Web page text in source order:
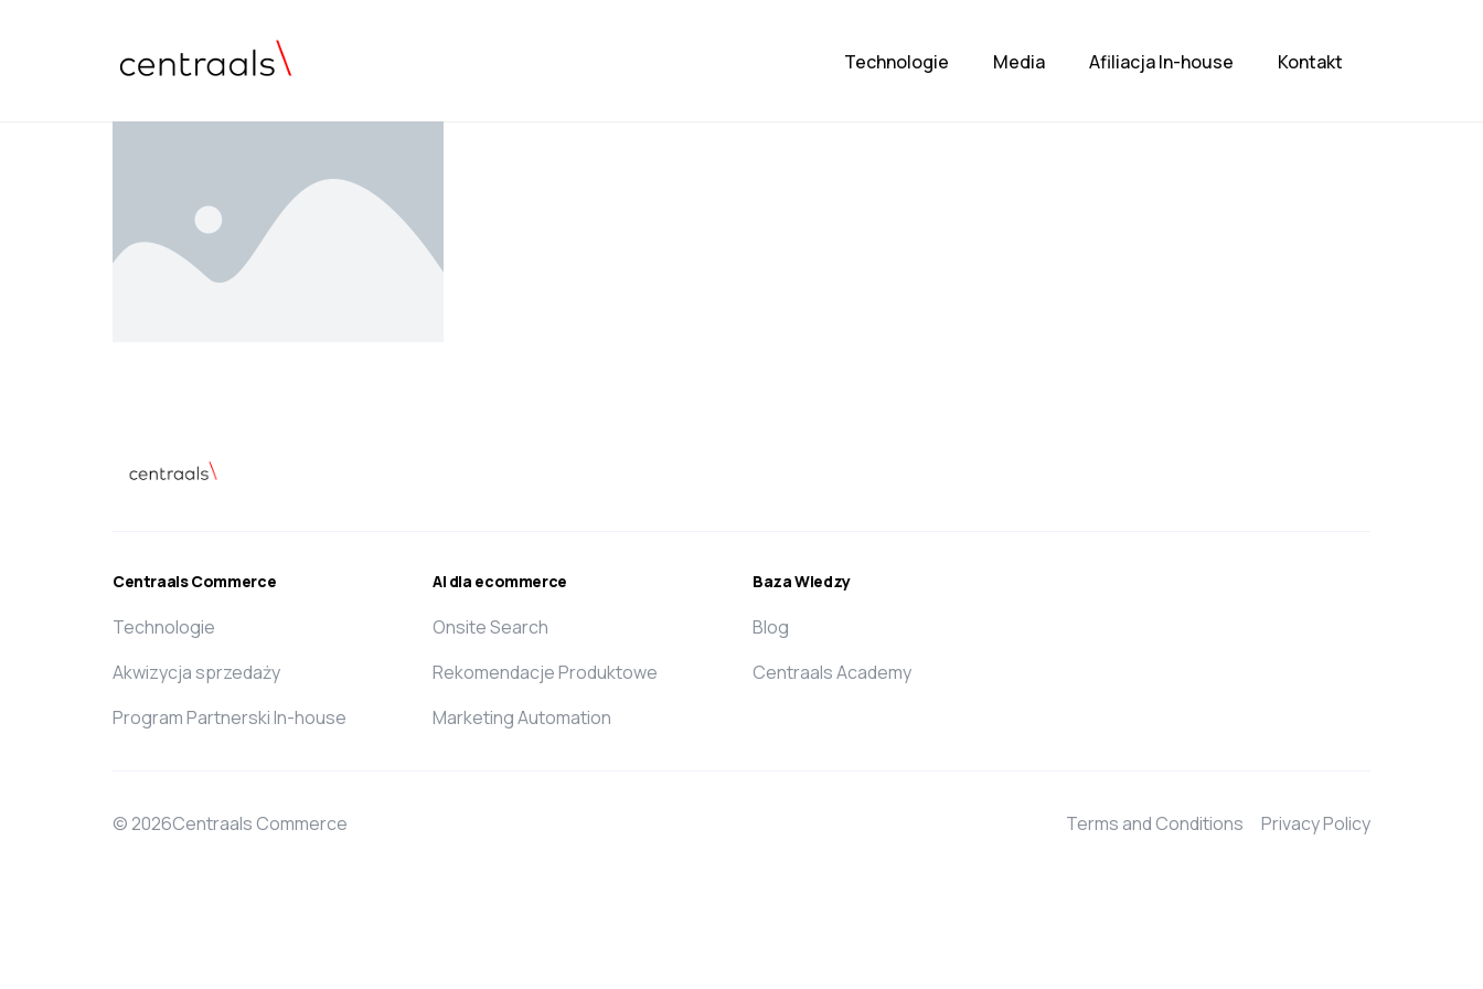
Technologie Media Afiliacja In-house Kontakt
Centraals Commerce
Technologie
Akwizycja sprzedaży
Program Partnerski In-house
AI dla ecommerce
Onsite Search
Rekomendacje Produktowe
Marketing Automation
Baza Wiedzy
Blog
Centraals Academy
© 2026Centraals Commerce Terms and Conditions Privacy Policy